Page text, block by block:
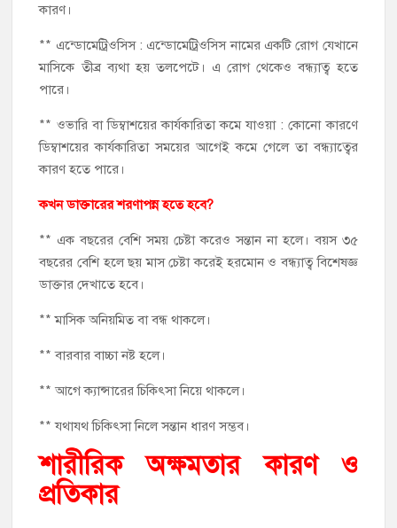
কারণ।
** এন্ডোমেট্রিওসিস : এন্ডোমেট্রিওসিস নামের একটি রোগ যেখানে
মাসিকে তীব্র ব্যথা হয় তলপেটে। এ রোগ থেকেও বন্ধ্যাত্ব হতে
পারে।
** ওভারি বা ডিম্বাশয়ের কার্যকারিতা কমে যাওয়া : কোনো কারণে
ডিম্বাশয়ের কার্যকারিতা সময়ের আগেই কমে গেলে তা বন্ধ্যাত্বের
কারণ হতে পারে।
কখন ডাক্তারের শরণাপন্ন হতে হবে?
** এক বছরের বেশি সময় চেষ্টা করেও সন্তান না হলে। বয়স ৩৫
বছরের বেশি হলে ছয় মাস চেষ্টা করেই হরমোন ও বন্ধ্যাত্ব বিশেষজ্ঞ
ডাক্তার দেখাতে হবে।
** মাসিক অনিয়মিত বা বন্ধ থাকলে।
** বারবার বাচ্চা নষ্ট হলে।
** আগে ক্যান্সারের চিকিৎসা নিয়ে থাকলে।
** যথাযথ চিকিৎসা নিলে সন্তান ধারণ সম্ভব।
শারীরিক অক্ষমতার কারণ ও
প্রতিকার